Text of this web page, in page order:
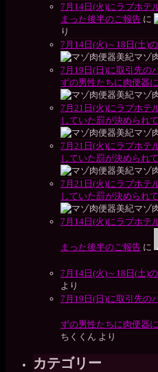
7月14日(火)にラブホテ
まった後半のご報告 に
り
7月14日(火)～18日(土)
マゾ
7月19日(日)に取引先の
ずの男性たちに肉便器
マゾ
7月21日(火)にラブホテ
していた罰が決められ
マゾ
7月21日(火)にラブホテ
していた罰が決められ
マゾ
7月21日(火)にラブホテ
していた罰が決められ
マゾ
7月14日(火)にラブホテ
まった後半のご報告 に
7月14日(火)～18日(土)
より
7月19日(日)に取引先の
ずの男性たちに肉便器
ちくくん より
カテゴリー